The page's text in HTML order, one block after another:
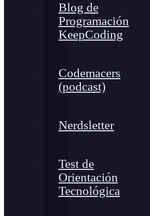
Blog de
Programación
KeepCoding
Codemacers
(podcast)
Nerdsletter
Test de
Orientación
Tecnológica